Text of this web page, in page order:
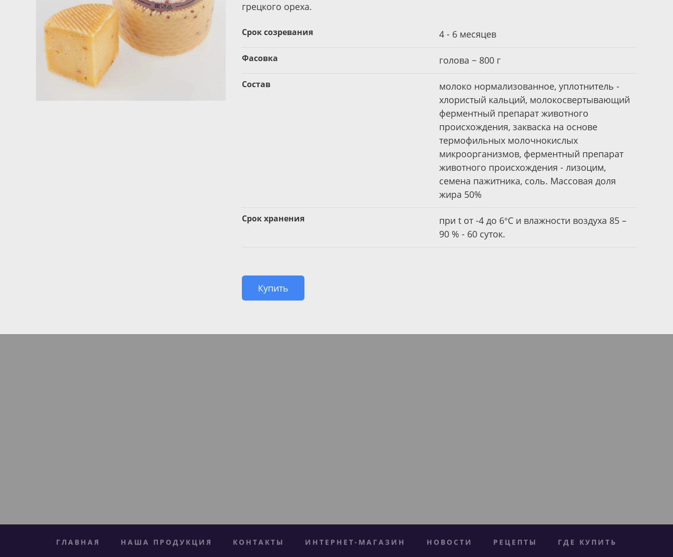
грецкого ореха.
Срок созревания 4 - 6 месяцев
Фасовка голова ~ 800 г
Состав
молоко нормализованное, уплотнитель -
хлористый кальций, молокосвертывающий
ферментный препарат животного
происхождения, закваска на основе
термофильных молочнокислых
микроорганизмов, ферментный препарат
животного происхождения - лизоцим,
семена пажитника, соль. Массовая доля
жира 50%
Срок хранения
при t от -4 до 6°С и влажности воздуха 85 –
90 % - 60 суток.
Купить
ГЛАВНАЯ НАША ПРОДУКЦИЯ КОНТАКТЫ ИНТЕРНЕТ-МАГАЗИН НОВОСТИ РЕЦЕПТЫ ГДЕ КУПИТЬ